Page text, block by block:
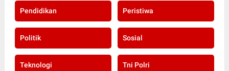
Pendidikan Peristiwa
Politik Sosial
Teknologi Tni Polri